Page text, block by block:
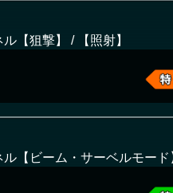
【狙撃】 / 【照射】
【ビーム・サーベルモード